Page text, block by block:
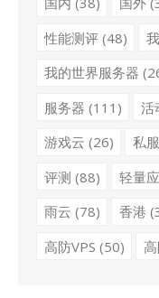
性能测评(48)
我的世界服务器
服务器 (111) 活
游戏云 (26) 私服
评测 (88) 轻量
雨云 (78) 香港
高防VPS (50)